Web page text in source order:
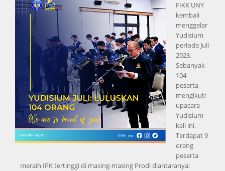
FIKK UNY
kembali
menggelar
Yudisium
periode Juli
2023.
Sebanyak
104
peserta
mengikuti
upacara
Yudisium
kali ini.
Terdapat 9
orang
peserta
meraih IPK tertinggi di masing-masing Prodi diantaranya: